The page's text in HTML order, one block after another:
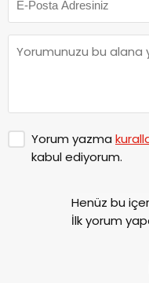
Yorum yazma
kabul ediyorum.
Henüz bu
İlk yorum